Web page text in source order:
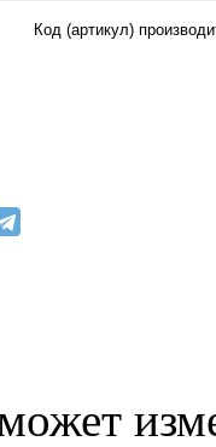
Код (артикул)